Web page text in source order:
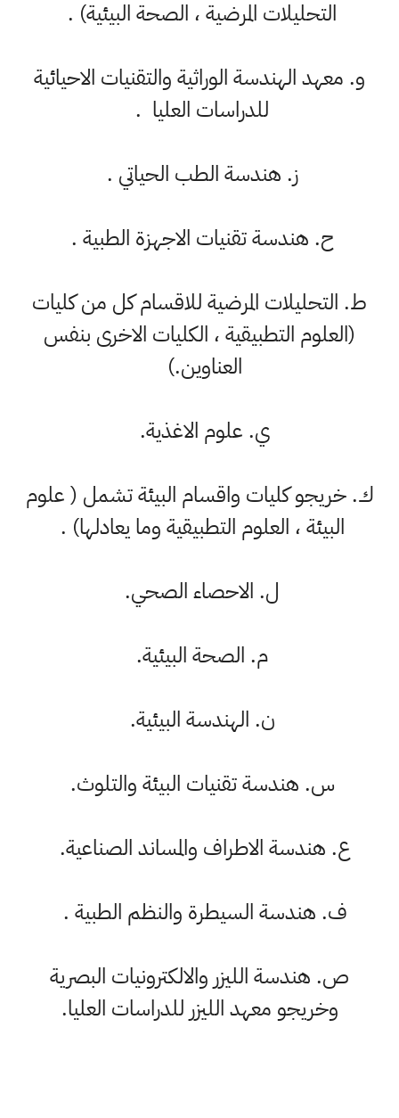
التحليلات المرضية ، الصحة البيئية) .
‌و. معهد الهندسة الوراثية والتقنيات الاحيائية
للدراسات العليا .
‌ز. هندسة الطب الحياتي .
‌ح. هندسة تقنيات الاجهزة الطبية .
‌ط. التحليلات المرضية للاقسام كل من كليات
(العلوم التطبيقية ، الكليات الاخرى بنفس
العناوين.)
ي. علوم الاغذية.
‌ك. خريجو كليات واقسام البيئة تشمل ( علوم
البيئة ، العلوم التطبيقية وما يعادلها) .
‌ل. الاحصاء الصحي.
‌م. الصحة البيئية.
‌ن. الهندسة البيئية.
‌س. هندسة تقنيات البيئة والتلوث.
‌ع. هندسة الاطراف والمساند الصناعية.
‌ف. هندسة السيطرة والنظم الطبية .
‌ص. هندسة الليزر والالكترونيات البصرية
وخريجو معهد الليزر للدراسات العليا.